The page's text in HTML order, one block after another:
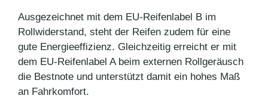
Ausgezeichnet mit dem EU-Reifenlabel B im
Rollwiderstand, steht der Reifen zudem für eine
gute Energieeffizienz. Gleichzeitig erreicht er mit
dem EU-Reifenlabel A beim externen Rollgeräusch
die Bestnote und unterstützt damit ein hohes Maß
an Fahrkomfort.